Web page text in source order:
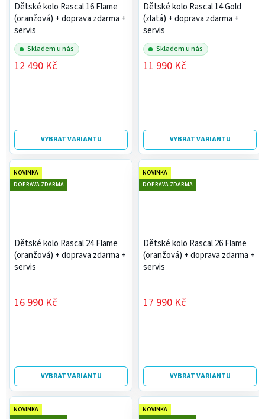
Dětské kolo Rascal 16 Flame
(oranžová) + doprava zdarma +
servis
Skladem u nás
12 490 Kč
VYBRAT VARIANTU
Dětské kolo Rascal 14 Gold
(zlatá) + doprava zdarma +
servis
Skladem u nás
11 990 Kč
VYBRAT VARIANTU
Dětské kolo Rascal 24 Flame
(oranžová) + doprava zdarma +
servis
16 990 Kč
VYBRAT VARIANTU
NOVINKA
DOPRAVA ZDARMA
Dětské kolo Rascal 26 Flame
(oranžová) + doprava zdarma +
servis
17 990 Kč
VYBRAT VARIANTU
NOVINKA
DOPRAVA ZDARMA
NOVINKA
NOVINKA